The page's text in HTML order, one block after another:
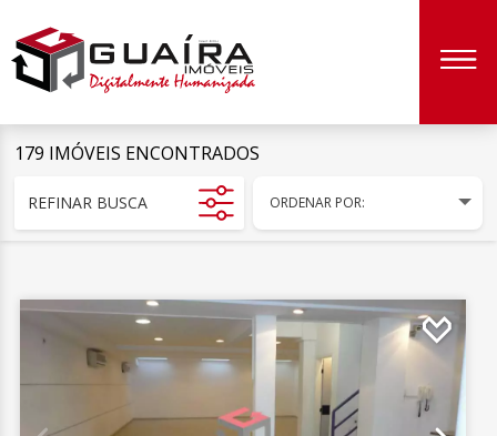
179 IMÓVEIS ENCONTRADOS
REFINAR BUSCA ORDENAR POR: